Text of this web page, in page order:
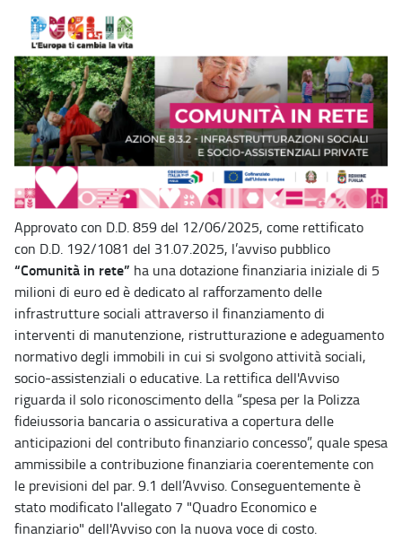
Approvato con D.D. 859 del 12/06/2025, come rettificato
con D.D. 192/1081 del 31.07.2025, l’avviso pubblico
“Comunità in rete” ha una dotazione finanziaria iniziale di 5
milioni di euro ed è dedicato al rafforzamento delle
infrastrutture sociali attraverso il finanziamento di
interventi di manutenzione, ristrutturazione e adeguamento
normativo degli immobili in cui si svolgono attività sociali,
socio-assistenziali o educative. La rettifica dell'Avviso
riguarda il solo riconoscimento della “spesa per la Polizza
fideiussoria bancaria o assicurativa a copertura delle
anticipazioni del contributo finanziario concesso”, quale spesa
ammissibile a contribuzione finanziaria coerentemente con
le previsioni del par. 9.1 dell’Avviso. Conseguentemente è
stato modificato l'allegato 7 "Quadro Economico e
finanziario" dell'Avviso con la nuova voce di costo.